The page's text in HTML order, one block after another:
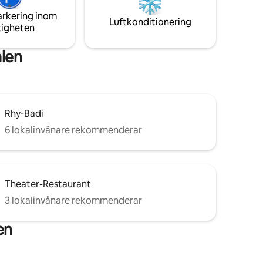
grannskapet (se nedan för information)*
inom
Luftkonditionering
Rhy-Badi
6 lokalinvånare rekommenderar
Theater-Restaurant
3 lokalinvånare rekommenderar